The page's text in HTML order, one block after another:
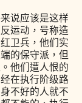
说应该是这样
运动，号称造
卫兵，他们实
的保守派，但
他们遭人恨的
在执行阶级路
不好的人就不